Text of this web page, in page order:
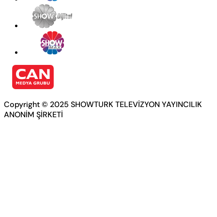
Copyright © 2025 SHOWTURK TELEVİZYON YAYINCILIK
ANONİM ŞİRKETİ